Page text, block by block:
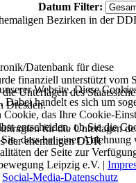
Datum Filter:
Datenbank für diese
finanziell unterstützt vom
Unterlagen des
Dresden.
Leipzig e.V. |
Social-Media-Datenschutz
Website. Diese
handelt es sich um
Cookie, das Ihre Cookie-
entscheiden, ob Sie die
dass bei einer
der Seite zur